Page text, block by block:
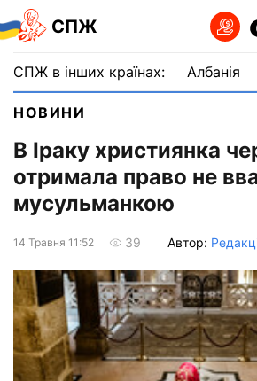
СПЖ
СПЖ в інших країнах: Албанія
НОВИНИ
В Іраку християнка
отримала право не
мусульманкою
14 Травня 11:52 39 Автор: